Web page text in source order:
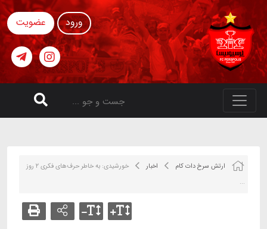
ورود عضویت
ارتش سرخ دات کام اخبار
خورشیدی: به خاطر حرف‌های فکری ۲ روز
...